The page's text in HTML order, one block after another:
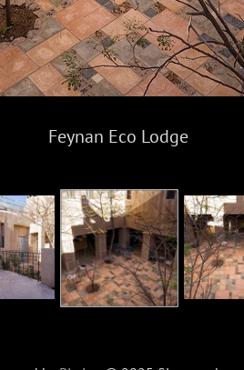
Feynan Eco Lodge